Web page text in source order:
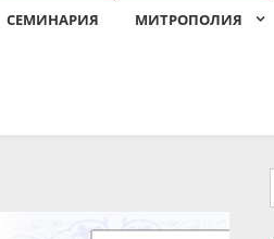
СЕМИНАРИЯ МИТРОПОЛИЯ